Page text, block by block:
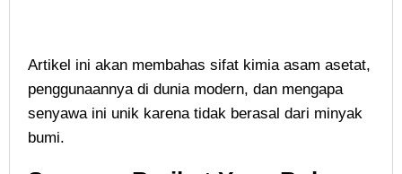
Artikel ini akan membahas sifat kimia asam asetat,
penggunaannya di dunia modern, dan mengapa
senyawa ini unik karena tidak berasal dari minyak
bumi.